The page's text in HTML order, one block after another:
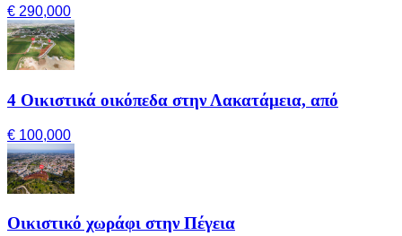
€ 290,000
4 Οικιστικά οικόπεδα στην Λακατάμεια, από
€ 100,000
Οικιστικό χωράφι στην Πέγεια